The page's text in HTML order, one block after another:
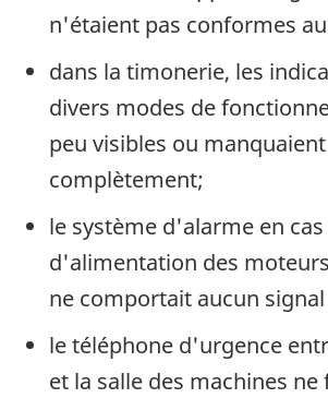
n'étaient pas conformes
dans la timonerie, les
divers modes de
peu visibles ou manquaient
complètement;
le système d'alarme en
d'alimentation des
ne comportait aucun
le téléphone d'urgence
et la salle des machines